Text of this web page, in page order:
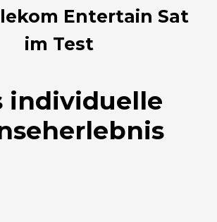
Entertain Sat
im Test
individuelle